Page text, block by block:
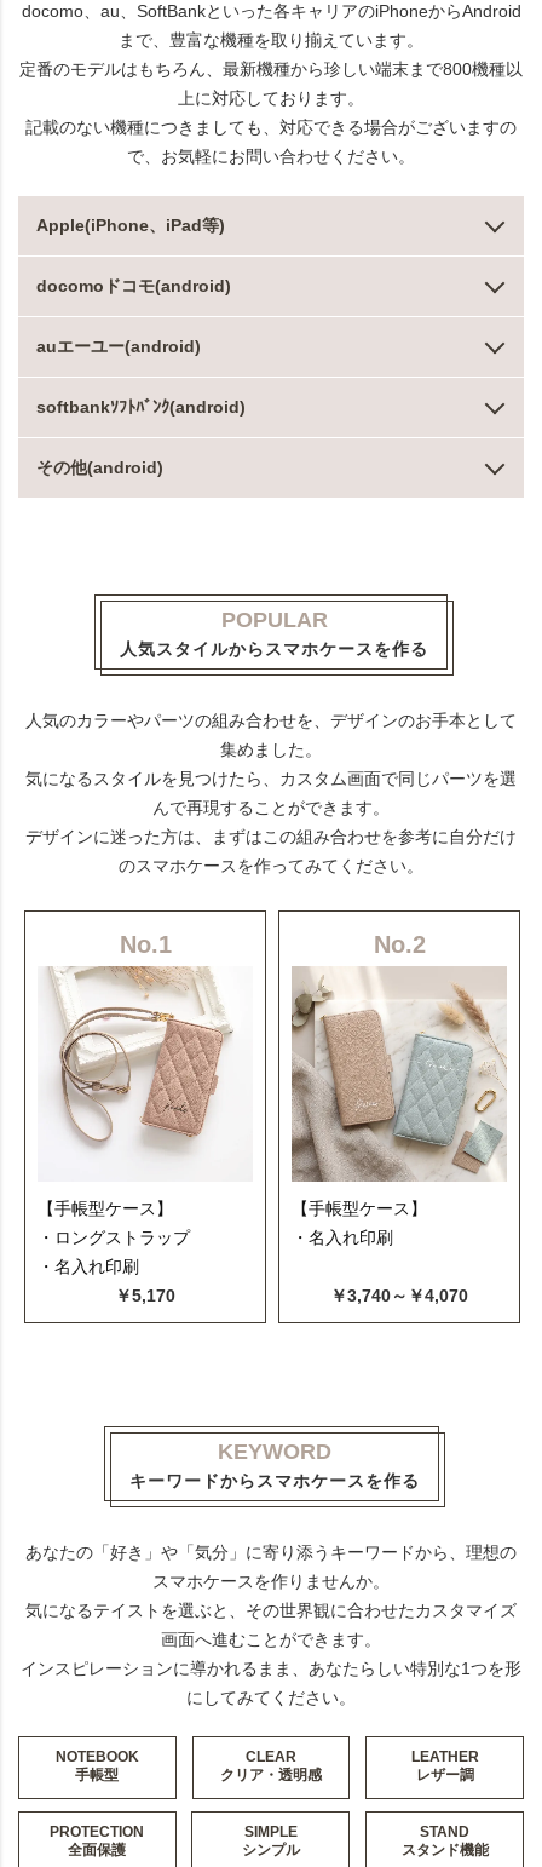
docomo、au、SoftBankといった各キャリアのiPhoneからAndroid
まで、豊富な機種を取り揃えています。
定番のモデルはもちろん、最新機種から珍しい端末まで800機種以
上に対応しております。
記載のない機種につきましても、対応できる場合がございますの
で、お気軽にお問い合わせください。
Apple(iPhone、iPad等)
docomoドコモ(android)
auエーユー(android)
softbankｿﾌﾄﾊﾞﾝｸ(android)
その他(android)
POPULAR
人気スタイルからスマホケースを作る
人気のカラーやパーツの組み合わせを、デザインのお手本として
集めました。
気になるスタイルを見つけたら、カスタム画面で同じパーツを選
んで再現することができます。
デザインに迷った方は、まずはこの組み合わせを参考に自分だけ
のスマホケースを作ってみてください。
No.1
【手帳型ケース】
・ロングストラップ
・名入れ印刷
￥5,170
No.2
【手帳型ケース】
・名入れ印刷
￥3,740～￥4,070
KEYWORD
キーワードからスマホケースを作る
あなたの「好き」や「気分」に寄り添うキーワードから、理想の
スマホケースを作りませんか。
気になるテイストを選ぶと、その世界観に合わせたカスタマイズ
画面へ進むことができます。
インスピレーションに導かれるまま、あなたらしい特別な1つを形
にしてみてください。
NOTEBOOK
手帳型
CLEAR
クリア・透明感
LEATHER
レザー調
PROTECTION
全面保護
SIMPLE
シンプル
STAND
スタンド機能